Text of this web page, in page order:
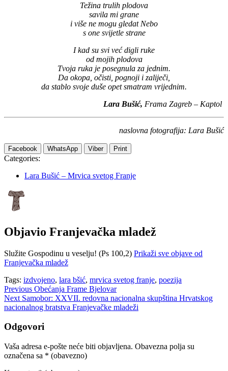
Težina trulih plodova
savila mi grane
i više ne mogu gledat Nebo
s one svijetle strane
I kad su svi već digli ruke
od mojih plodova
Tvoja ruka je posegnula za jednim.
Da okopa, očisti, pognoji i zaliječi,
da stablo svoje duše opet smatram vrijednim.
Lara Bušić, Frama Zagreb – Kaptol
naslovna fotografija: Lara Bušić
Facebook WhatsApp Viber Print
Categories:
Lara Bušić – Mrvica svetog Franje
Objavio Franjevačka mladež
Služite Gospodinu u veselju! (Ps 100,2) Prikaži sve objave od
Franjevačka mladež
Tags: izdvojeno, lara bšić, mrvica svetog franje, poezija
Navigacija
objava
Previous Obećanja Frame Bjelovar
Next Samobor: XXVII. redovna nacionalna skupština Hrvatskog
nacionalnog bratstva Franjevačke mladeži
Odgovori
Vaša adresa e-pošte neće biti objavljena. Obavezna polja su
označena sa * (obavezno)